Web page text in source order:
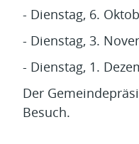
- Dienstag, 6.
- Dienstag, 3.
- Dienstag, 1.
Der
Besuch.